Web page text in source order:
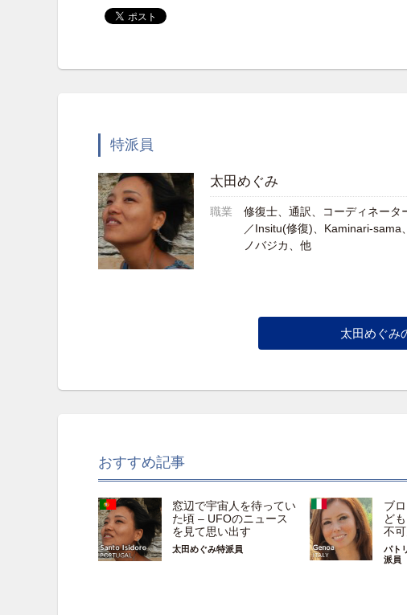
特派員
太田めぐみ
職業
修復士、通訳、コーディネータ
／Insitu(修復)、Kaminari-sama、
ノバジカ、他
太田めぐみ
おすすめ記事
窓辺で宇宙人を待ってい
た頃 – UFOのニュース
を見て思い出す
太田めぐみ特派員
ブ
ど
不
パト
派員